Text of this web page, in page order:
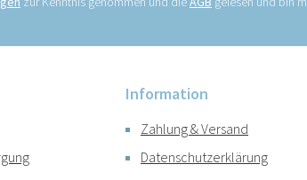
Information
Zahlung & Versand
Datenschutzerklärung